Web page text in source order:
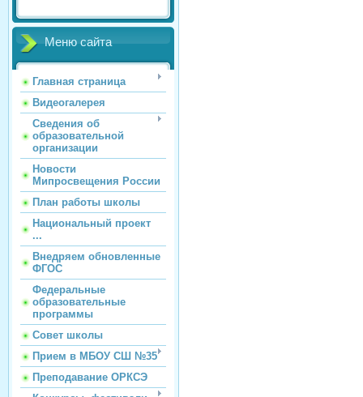
Меню сайта
Главная страница
Видеогалерея
Сведения об
образовательной
организации
Новости
Мипросвещения России
План работы школы
Национальный проект
...
Внедряем обновленные
ФГОС
Федеральные
образовательные
программы
Совет школы
Прием в МБОУ СШ №35
Преподавание ОРКСЭ